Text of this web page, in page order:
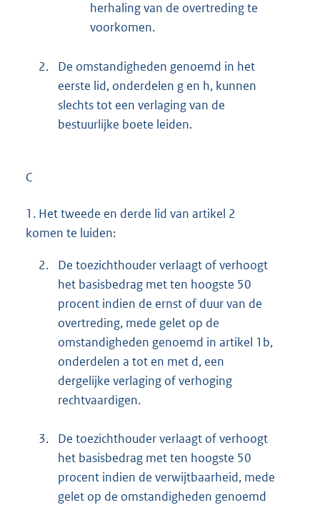
herhaling van de overtreding te
voorkomen.
2.
De omstandigheden genoemd in het
eerste lid, onderdelen g en h, kunnen
slechts tot een verlaging van de
bestuurlijke boete leiden.
C
1. Het tweede en derde lid van artikel 2
komen te luiden:
2.
De toezichthouder verlaagt of verhoogt
het basisbedrag met ten hoogste 50
procent indien de ernst of duur van de
overtreding, mede gelet op de
omstandigheden genoemd in artikel 1b,
onderdelen a tot en met d, een
dergelijke verlaging of verhoging
rechtvaardigen.
3.
De toezichthouder verlaagt of verhoogt
het basisbedrag met ten hoogste 50
procent indien de verwijtbaarheid, mede
gelet op de omstandigheden genoemd